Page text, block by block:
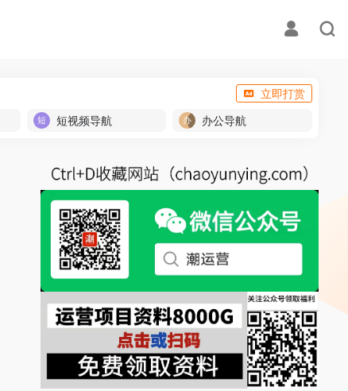
立即打赏
短视频导航 办公导航